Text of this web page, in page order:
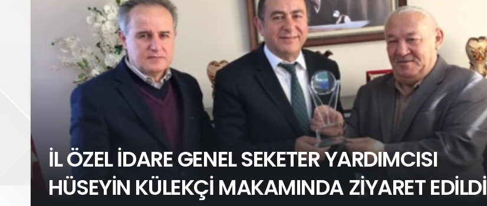
İL ÖZEL İDARE GENEL SEKETER YARDIMCISI
HÜSEYİN KÜLEKÇİ MAKAMINDA ZİYARET EDİLDİ